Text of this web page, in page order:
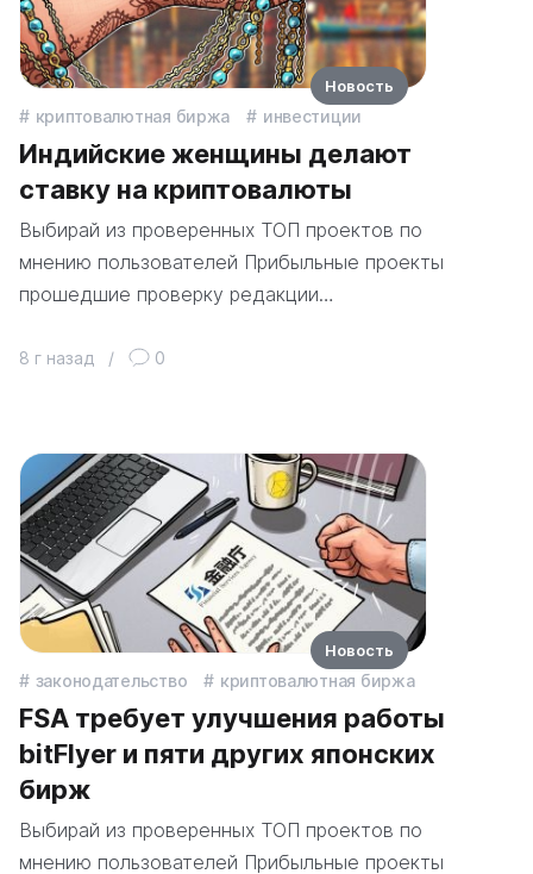
криптовалютная биржа инвестиции
Индийские женщины делают
ставку на криптовалюты
Выбирай из проверенных ТОП проектов по
мнению пользователей Прибыльные проекты
прошедшие проверку редакции…
8 г назад / 0
Новость
законодательство криптовалютная биржа
FSA требует улучшения работы
bitFlyer и пяти других японских
бирж
Выбирай из проверенных ТОП проектов по
мнению пользователей Прибыльные проекты
Новость